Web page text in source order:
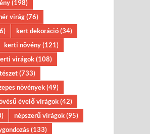
(198)
virág(76)
kert dekoráció(34)
kerti növény(121)
virágok(108)
(733)
növények(49)
évelő virágok(42)
népszerű virágok(95)
(133)